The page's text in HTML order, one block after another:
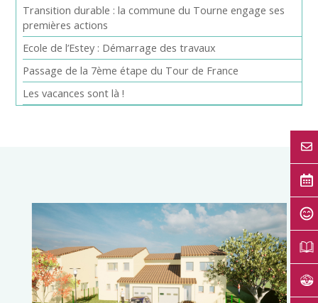
Transition durable : la commune du Tourne engage ses
premières actions
Ecole de l’Estey : Démarrage des travaux
Passage de la 7ème étape du Tour de France
Les vacances sont là !